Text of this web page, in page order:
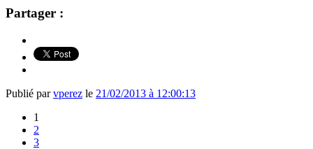
Partager :
Publié parvperez le 21/02/2013 à 12:00:13
1
2
3